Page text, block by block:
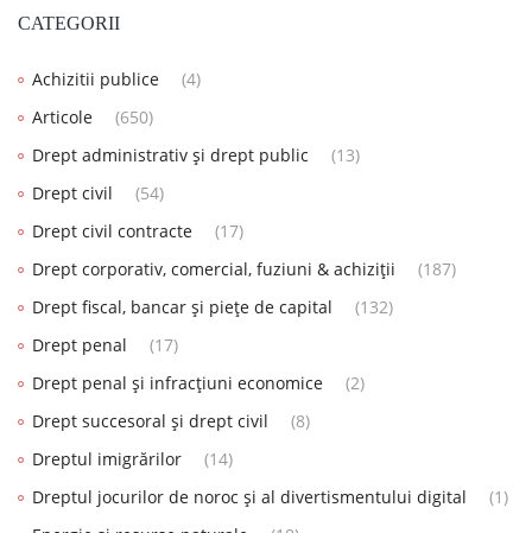
CATEGORII
Achizitii publice
(4)
Articole
(650)
Drept administrativ și drept public
(13)
Drept civil
(54)
Drept civil contracte
(17)
Drept corporativ, comercial, fuziuni & achiziții
(187)
Drept fiscal, bancar și piețe de capital
(132)
Drept penal
(17)
Drept penal și infracțiuni economice
(2)
Drept succesoral și drept civil
(8)
Dreptul imigrărilor
(14)
Dreptul jocurilor de noroc și al divertismentului digital
(1)